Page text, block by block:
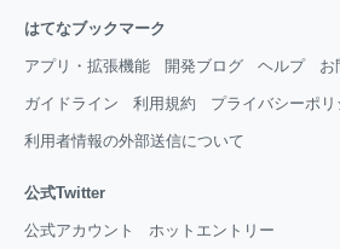
はてなブックマーク
アプリ・拡張機能 開発ブログ ヘルプ お
ガイドライン 利用規約 プライバシーポリ
利用者情報の外部送信について
公式Twitter
公式アカウント ホットエントリー